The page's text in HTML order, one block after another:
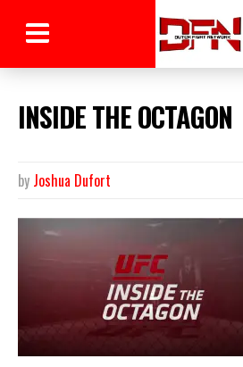
INSIDE THE OCTAGON
by Joshua Dufort